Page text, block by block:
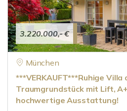
3.220.000,- €
München
***VERKAUFT***Ruhige Villa
Traumgrundstück mit Lift,
hochwertige Ausstattung!